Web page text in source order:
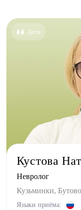
Дети
Кустова
Невролог
Кузьминки,
Языки приёма: